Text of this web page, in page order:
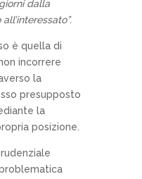
dalla
è quella di
incorrere
la
presupposto
la
posizione.